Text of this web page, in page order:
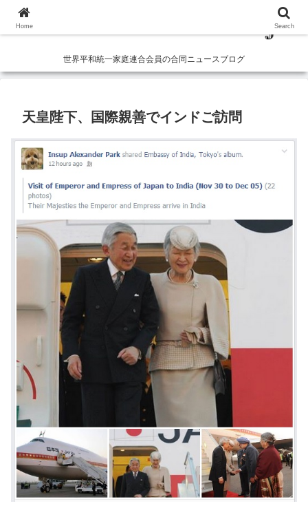
世界平和統一家庭連合会員の合同ニュースブログ
天皇陛下、国際親善でインドご訪問
Home Search